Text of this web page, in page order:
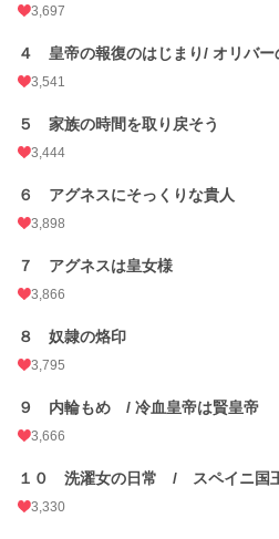
初回完結日時
週間ポイント 16,499 pt (559 位)
月間ポイント
年間ポイント 836,433 pt (490 位)
累計ポイント
3,697
４ 皇帝の報復のはじまり/ オリバー
3,541
５ 家族の時間を取り戻そう
3,444
６ アグネスにそっくりな貴人
3,898
７ アグネスは皇女様
3,866
８ 奴隷の烙印
3,795
９ 内輪もめ / 冷血皇帝は賢皇帝
3,666
１０ 洗濯女の日常 / スペイニ国
3,330